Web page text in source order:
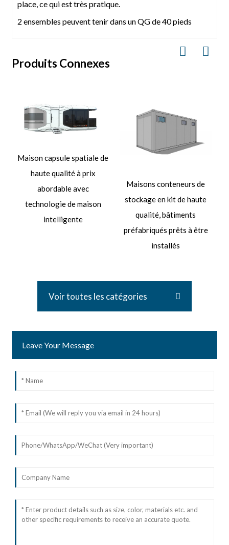
place, ce qui est très pratique.
2 ensembles peuvent tenir dans un QG de 40 pieds
Produits Connexes
Maison capsule spatiale de
haute qualité à prix
abordable avec
technologie de maison
intelligente
Maisons conteneurs de
stockage en kit de haute
qualité, bâtiments
préfabriqués prêts à être
installés
Voir toutes les catégories
Leave Your Message